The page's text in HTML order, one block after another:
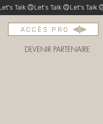
ACCÈS PRO
DEVENIR PARTENAIRE